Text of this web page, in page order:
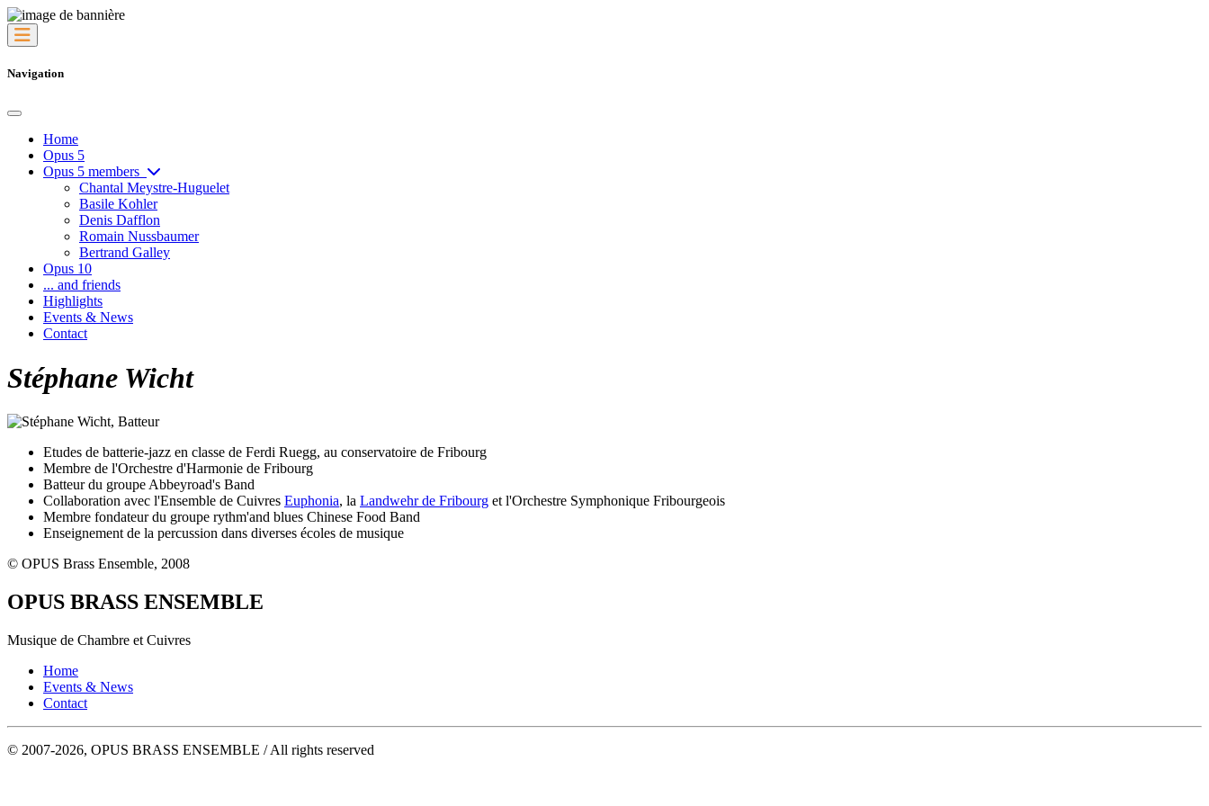
Navigation
Home
Opus 5
Opus 5 members
Chantal Meystre-Huguelet
Basile Kohler
Denis Dafflon
Romain Nussbaumer
Bertrand Galley
Opus 10
... and friends
Highlights
Events & News
Contact
Stéphane Wicht
Etudes de batterie-jazz en classe de Ferdi Ruegg, au conservatoire de Fribourg
Membre de l'Orchestre d'Harmonie de Fribourg
Batteur du groupe Abbeyroad's Band
Collaboration avec l'Ensemble de Cuivres Euphonia, la Landwehr de Fribourg et l'Orchestre Symphonique Fribourgeois
Membre fondateur du groupe rythm'and blues Chinese Food Band
Enseignement de la percussion dans diverses écoles de musique
© OPUS Brass Ensemble, 2008
OPUS BRASS ENSEMBLE
Musique de Chambre et Cuivres
Home
Events & News
Contact
© 2007-2026, OPUS BRASS ENSEMBLE / All rights reserved